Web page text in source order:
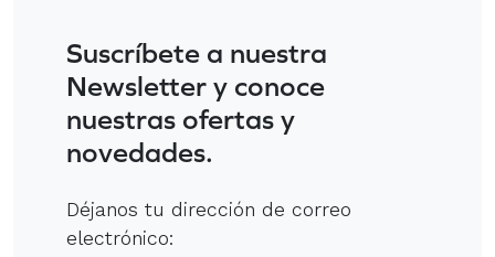
Suscríbete a nuestra
Newsletter y conoce
nuestras ofertas y
novedades.
Déjanos tu dirección de correo
electrónico: